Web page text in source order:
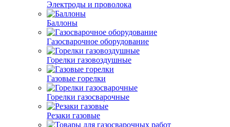
Электроды и проволока
Баллоны
Газосварочное оборудование
Горелки газовоздушные
Газовые горелки
Горелки газосварочные
Резаки газовые